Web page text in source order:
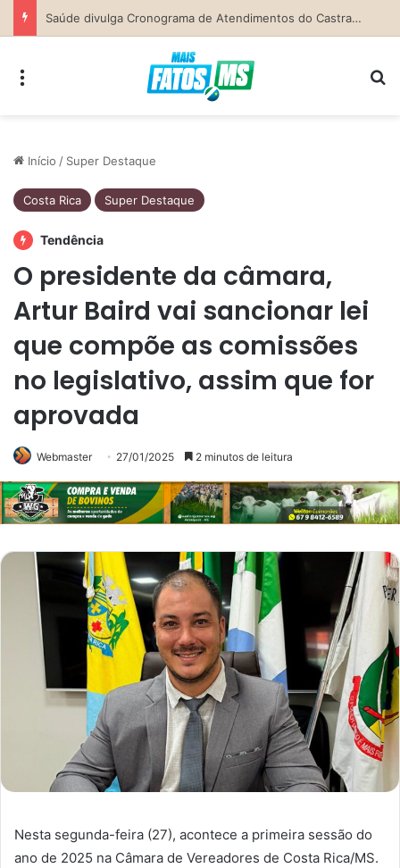
Secretaria da Mulher de Costa Rica abre Agosto Lilás com palestra sobre ciclo da violência e defesa pessoal
Início / Super Destaque
Costa Rica Super Destaque
Tendência
O presidente da câmara,
Artur Baird vai sancionar lei
que compõe as comissões
no legislativo, assim que for
aprovada
Webmaster 27/01/2025 2 minutos de leitura
Nesta segunda-feira (27), acontece a primeira sessão do
ano de 2025 na Câmara de Vereadores de Costa Rica/MS.